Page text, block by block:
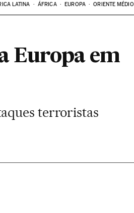
LATINA ÁFRICA EUROPA ORIENTE MÉDIO
Europa em
terroristas